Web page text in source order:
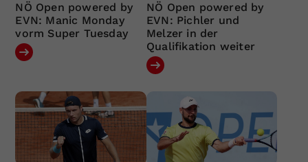
NÖ Open powered by
EVN: Manic Monday
vorm Super Tuesday
NÖ Open powered by
EVN: Pichler und
Melzer in der
Qualifikation weiter